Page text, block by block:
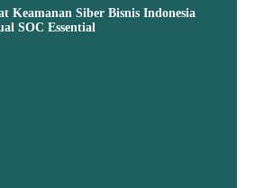
Keamanan Siber Bisnis Indonesia
SOC Essential